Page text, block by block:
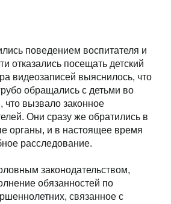
поведением воспитателя и
отказались посещать детский
видеозаписей выяснилось, что
обращались с детьми во
что вызвало законное
Они сразу же обратились в
органы, и в настоящее время
расследование.
законодательством,
обязанностей по
связанное с